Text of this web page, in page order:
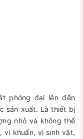
phóng đại lên đến
sản xuất. Là thiết bị
nhỏ và không thể
vi khuẩn, vi sinh vật,